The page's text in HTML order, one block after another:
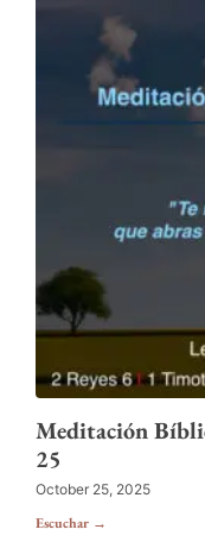
Meditación
25
October 25, 2025
Escuchar →